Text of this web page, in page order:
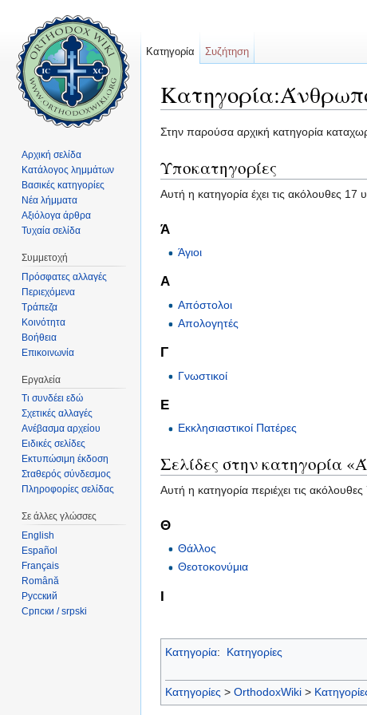
Στην παρούσα αρχική κατηγορία
Υποκατηγορίες
Αυτή η κατηγορία έχει τις ακόλουθες
Ά
Άγιοι
Α
Απόστολοι
Απολογητές
Γ
Γνωστικοί
Ε
Εκκλησιαστικοί Πατέρες
Σελίδες στην κατηγορία
Αυτή η κατηγορία περιέχει τις
Θ
Θάλλος
Θεοτοκονύμια
Ι
Κατηγορία: Κατηγορίες
Κατηγορίες > OrthodoxWiki >
Κατηγορία Συζήτηση
Αρχική σελίδα
Κατάλογος λημμάτων
Βασικές κατηγορίες
Νέα λήμματα
Αξιόλογα άρθρα
Τυχαία σελίδα
Συμμετοχή
Πρόσφατες αλλαγές
Περιεχόμενα
Τράπεζα
Κοινότητα
Βοήθεια
Επικοινωνία
Εργαλεία
Τι συνδέει εδώ
Σχετικές αλλαγές
Ανέβασμα αρχείου
Ειδικές σελίδες
Εκτυπώσιμη έκδοση
Σταθερός σύνδεσμος
Πληροφορίες σελίδας
Σε άλλες γλώσσες
English
Español
Français
Română
Русский
Српски / srpski